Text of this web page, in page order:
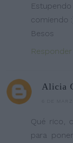
comiendo
Besos
Responder
Alicia
Qué rico,
para